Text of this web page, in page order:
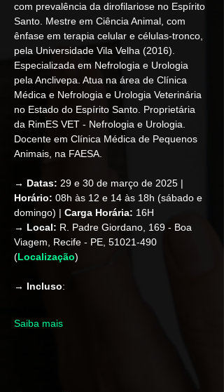
com prevalência da dirofilariose no Espírito
Santo. Mestre em Ciência Animal, com
ênfase em terapia celular e células-tronco,
pela Universidade Vila Velha (2016).
Especializada em Nefrologia e Urologia
pela Anclivepa. Atua na área de Clínica
Médica e Nefrologia e Urologia Veterinária
no Estado do Espírito Santo. Proprietária
da RimES VET - Nefrologia e Urologia.
Docente em Clínica Médica de Pequenos
Animais, na FAESA.
→ Datas: 29 e 30 de março de 2025 |
Horário: 08h às 12 e 14 às 18h (sábado e
domingo) | Carga Horária: 16H
→ Local: R. Padre Giordano, 169 - Boa
Viagem, Recife - PE, 51021-490
(Localização)
→ Incluso:
Saiba mais